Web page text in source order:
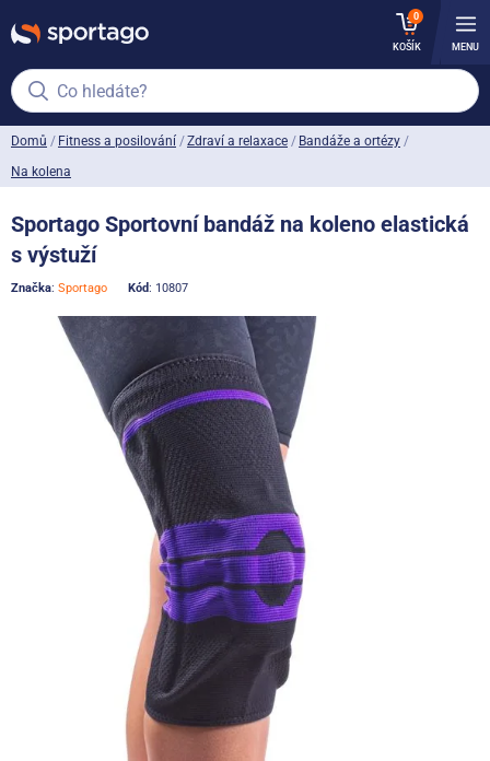
0
KOŠÍK MENU
Co hledáte?
Domů Fitness a posilování Zdraví a relaxace
Bandáže a ortézy
Na kolena
Značka: Sportago Kód: 10807
Sportago Sportovní bandáž na koleno elastická
s výstuží